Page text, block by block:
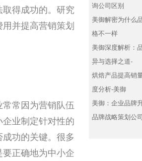
得成功的。研究
并提高营销策划
常因为营销队伍
业制定针对性的
功的关键。很多
正确地为中小企
询公司区别
美御解密为什么
格不一样
美御深度解析：
异与选择之道-
烘焙产品提高销
度分析-美御
美御：企业品牌
品牌战略策划公司